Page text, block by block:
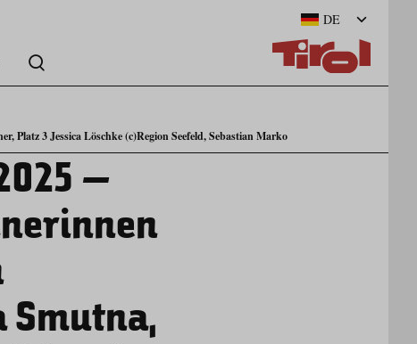
Platz 3 Jessica Löschke (c)Region Seefeld, Sebastian Marko
DE
–
Smutna,